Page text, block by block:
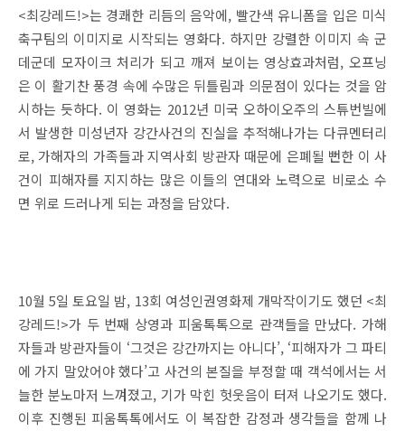
<최강레드!>는 경쾌한 리듬의 음악에, 빨간색 유니폼을 입은 미식
축구팀의 이미지로 시작되는 영화다. 하지만 강렬한 이미지 속 군
데군데 모자이크 처리가 되고 깨져 보이는 영상효과처럼,오프닝
은 이 활기찬 풍경 속에 수많은 뒤틀림과 의문점이 있다는 것을 암
시하는 듯하다. 이 영화는 2012년 미국 오하이오주의 스튜번빌에
서 발생한 미성년자 강간사건의 진실을 추적해나가는 다큐멘터리
로,가해자의 가족들과 지역사회 방관자 때문에 은폐될 뻔한 이 사
건이 피해자를 지지하는 많은 이들의 연대와 노력으로 비로소 수
면 위로 드러나게 되는 과정을 담았다.
10월5일 토요일 밤, 13회 여성인권영화제 개막작이기도 했던 <최
강레드!>가 두 번째 상영과 피움톡톡으로 관객들을 만났다.가해
자들과 방관자들이 ‘그것은 강간까지는 아니다’, ‘피해자가 그 파티
에 가지 말았어야 했다’고 사건의 본질을 부정할 때 객석에서는 서
늘한 분노마저 느껴졌고, 기가 막힌 헛웃음이 터져 나오기도 했다.
이후 진행된 피움톡톡에서도 이 복잡한 감정과 생각들을 함께 나